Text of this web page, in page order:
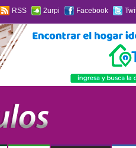
RSS 2urpi Facebook